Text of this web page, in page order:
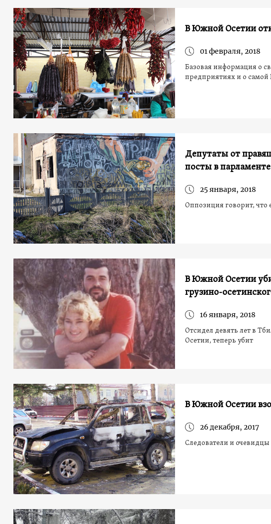
В Южной Осетии
01 февраля, 2018
Базовая информация о
предприятиях и о
Депутаты от
посты в
25 января, 2018
Оппозиция говорит, что
В Южной Осетии
грузино-
16 января, 2018
Отсидел девять лет в
Осетии, теперь убит
В Южной Осетии
26 декабря, 2017
Следователи и